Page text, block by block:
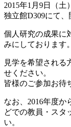
2015年1月9日（土
独立館D309にて、
個人研究の成果に
みにしております。
見学を希望される
せください。
皆様のご参加お待
なお、2016年度か
どでの教員・スタ
い。